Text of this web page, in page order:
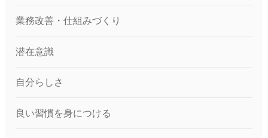
業務改善・仕組みづくり
潜在意識
自分らしさ
良い習慣を身につける